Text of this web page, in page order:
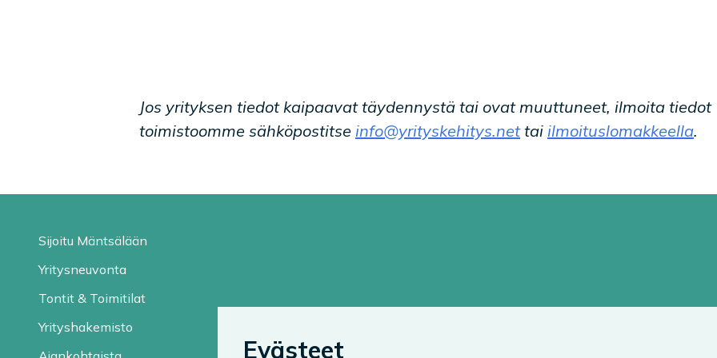
Jos yrityksen tiedot kaipaavat täydennystä tai ovat muuttuneet, ilmoita tiedot
toimistoomme sähköpostitse info@yrityskehitys.nettai ilmoituslomakkeella.
Sijoitu Mäntsälään
Yritysneuvonta
Tontit & Toimitilat
Yrityshakemisto
Evästeet